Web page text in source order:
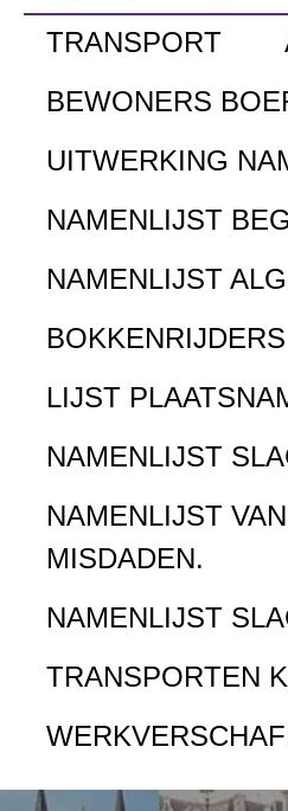
TRANSPORT
BEWONERS
UITWERKING
NAMENLIJST
NAMENLIJST
BOKKENRIJDERS
LIJST
NAMENLIJST
NAMENLIJST
MISDADEN.
NAMENLIJST
TRANSPORTEN